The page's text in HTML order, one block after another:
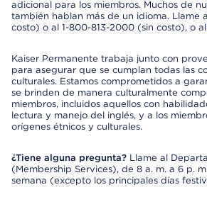
adicional para los miembros. Muchos de
también hablan más de un idioma. Llame
costo) o al 1-800-813-2000 (sin costo), o al
Kaiser Permanente trabaja junto con
para asegurar que se cumplan todas las
culturales. Estamos comprometidos a
se brinden de manera culturalmente
miembros, incluidos aquellos con
lectura y manejo del inglés, y a los
orígenes étnicos y culturales.
¿Tiene alguna pregunta? Llame al
(Membership Services), de 8 a. m. a 6 p.
semana (excepto los principales días